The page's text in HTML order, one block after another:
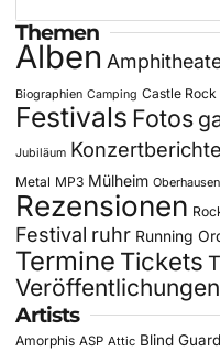
Themen
Alben
Biographien Camping Castle Rock
Festivals Fotos
Jubiläum Konzertberichte
Metal MP3 Mülheim Oberhausen
Rezensionen
Festival ruhr Running
Termine Tickets
Veröffentlichungen
Artists
Amorphis ASP Attic Blind